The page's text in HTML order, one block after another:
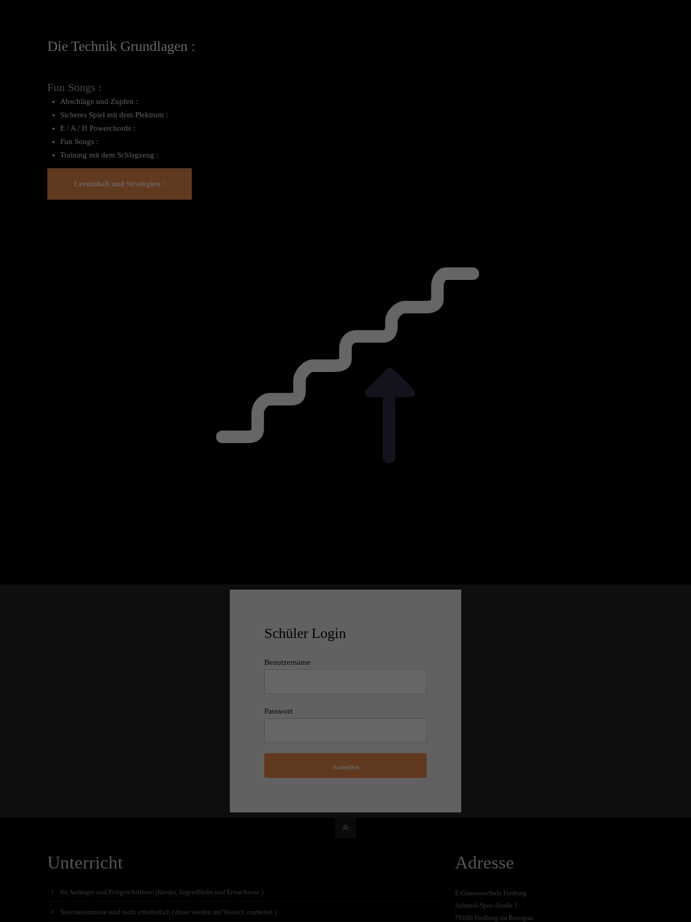
Die Technik Grundlagen :
Fun Songs :
Abschläge und Zupfen :
Sicheres Spiel mit dem Plektrum :
E / A / H Powerchords :
Fun Songs :
Training mit dem Schlagzeug :
Lerninhalt und Strategien :
Schüler Login
Benutzername
Passwort
Anmelden
Unterricht
für Anfänger und Fortgeschrittene (Kinder, Jugendliche und Erwachsene )
Notenkenntnisse sind nicht erforderlich ( diese werden auf Wunsch erarbeitet )
Adresse
E-Gitarrenschule Freiburg
Admiral-Spee-Straße 1
79100 Freiburg im Breisgau